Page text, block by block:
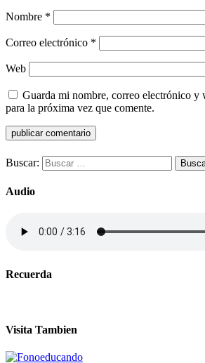
Nombre *
Correo electrónico *
Web
Guarda mi nombre, correo electrónico y
para la próxima vez que comente.
Buscar:
Audio
Recuerda
Visita Tambien